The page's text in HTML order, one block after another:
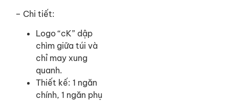
– Chi tiết:
Logo “cK” dập
chìm giữa túi và
chỉ may xung
quanh.
Thiết kế: 1 ngăn
chính, 1 ngăn phụ